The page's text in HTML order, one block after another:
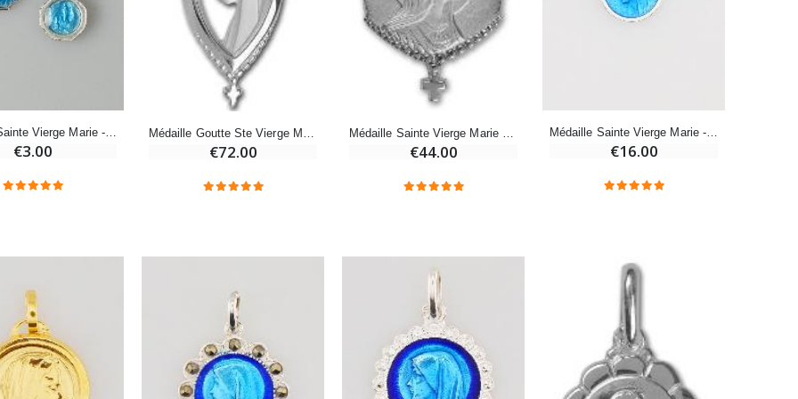
€10.00 €7.00
€12.00 €9.60
€7.90 €12.90
€10.00
€9.60
€7.90
Médaille Sainte Vierge Marie - Argent - 7mm
€3.00 €72.00 €44.00
Médaille Sainte Vierge Marie - Argent Massif - 8mm
€16.00